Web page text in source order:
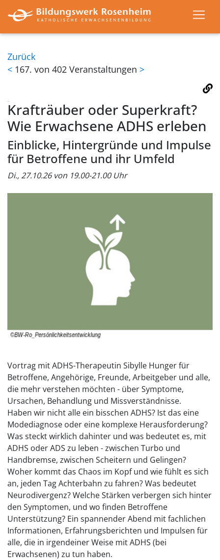
Zurück
< 167. von 402 Veranstaltungen >
Krafträuber oder Superkraft?
Wie Erwachsene ADHS erleben
Einblicke, Hintergründe und Impulse
für Betroffene und ihr Umfeld
Di., 27.10.26 von 19.00-21.00 Uhr
Vortrag mit ADHS-Therapeutin Sibylle Hunger für
Betroffene, Angehörige, Freunde, Arbeitgeber und alle,
die mehr verstehen möchten - über Symptome,
Ursachen, Behandlung und Missverständnisse.
Haben wir nicht alle ein bisschen ADHS? Ist das eine
Modediagnose oder eine komplexe Herausforderung?
Was steckt wirklich dahinter und was bedeutet es, mit
ADHS oder ADS zu leben - zwischen Turbo und
Handbremse, zwischen Scheitern und Gelingen?
Woher kommt das Chaos im Kopf und wie fühlt es sich
an, jeden Tag Achterbahn zu fahren? Was bedeutet
Neurodivergenz? Welche Stärken verbergen sich hinter
den Symptomen, und wo finden Betroffene
Unterstützung? Ein spannender Abend mit fachlichen
Informationen, Erfahrungsberichten und Impulsen für
alle, die in irgendeiner Weise mit ADHS (bei
Erwachsenen) zu tun haben.